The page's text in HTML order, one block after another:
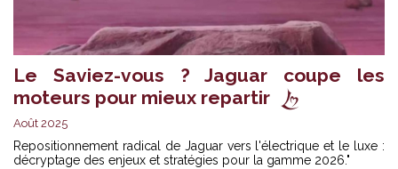
Le Saviez-vous ? Jaguar coupe les
moteurs pour mieux repartir
Août 2025
Repositionnement radical de Jaguar vers l'électrique et le luxe :
décryptage des enjeux et stratégies pour la gamme 2026."